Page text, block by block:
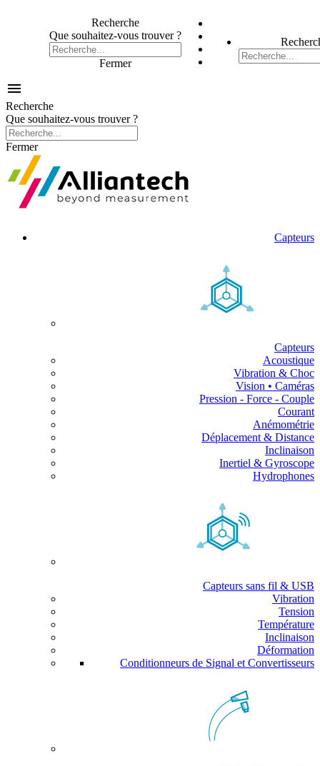
Recherche
Que souhaitez-vous trouver ?
Fermer

Recherche
Que souhaitez-vous trouver ?
Fermer
Capteurs
Capteurs
Acoustique
Vibration & Choc
Vision • Caméras
Pression - Force - Couple
Courant
Anémométrie
Déplacement & Distance
Inclinaison
Inertiel & Gyroscope
Hydrophones
Capteurs sans fil & USB
Vibration
Tension
Température
Inclinaison
Déformation
Conditionneurs de Signal et Convertisseurs